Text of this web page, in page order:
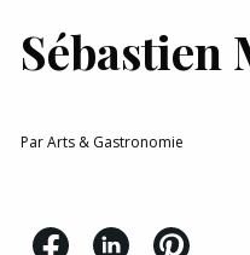
Interviews
Sébastien
ParArts & Gastronomie